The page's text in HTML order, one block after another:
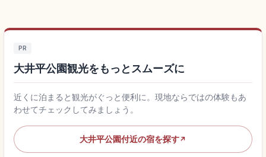
PR
大井平公園観光をもっとスムーズに
近くに泊まると観光がぐっと便利に。現地ならではの体験もあ
わせてチェックしてみましょう。
大井平公園付近の宿を探す↗